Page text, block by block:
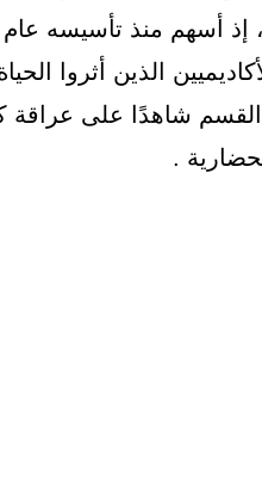
الذين أثروا
شاهدًا على عراقة
.